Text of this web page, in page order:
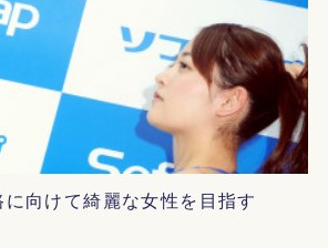
向けて綺麗な女性を目指す